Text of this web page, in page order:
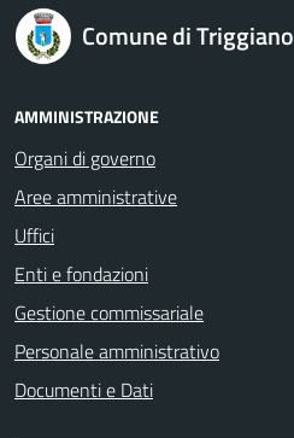
Comune di Triggiano
AMMINISTRAZIONE
Organi di governo
Aree amministrative
Uffici
Enti e fondazioni
Gestione commissariale
Personale amministrativo
Documenti e Dati